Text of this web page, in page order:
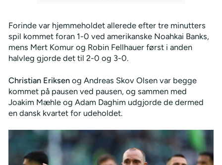
Forinde var hjemmeholdet allerede efter tre minutters
spil kommet foran 1-0 ved amerikanske Noahkai Banks,
mens Mert Komur og Robin Fellhauer først i anden
halvleg gjorde det til 2-0 og 3-0.
Christian Eriksenog Andreas Skov Olsen var begge
kommet på pausen ved pausen, og sammen med
Joakim Mæhle og Adam Daghim udgjorde de dermed
en dansk kvartet for udeholdet.